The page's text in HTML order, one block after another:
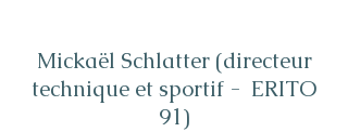
Mickaël Schlatter (directeur
technique et sportif - ERITO
91)